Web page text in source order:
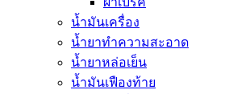
น้ำมันเครื่อง
น้ำยาทำความสะอาด
น้ำยาหล่อเย็น
น้ำมันเฟืองท้าย